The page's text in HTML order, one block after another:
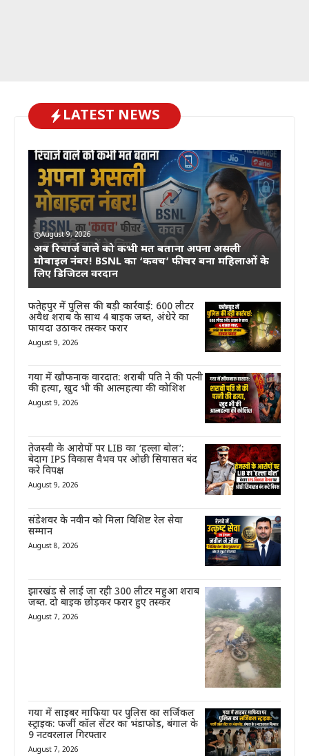
LATEST NEWS
August 9, 2026
अब रिचार्ज वाले को कभी मत बताना अपना असली
मोबाइल नंबर! BSNL का ‘कवच’ फीचर बना महिलाओं के
लिए डिजिटल वरदान
फतेहपुर में पुलिस की बड़ी कार्रवाई: 600 लीटर
अवैध शराब के साथ 4 बाइक जब्त, अंधेरे का
फायदा उठाकर तस्कर फरार
August 9, 2026
गया में खौफनाक वारदात: शराबी पति ने की पत्नी
की हत्या, खुद भी की आत्महत्या की कोशिश
August 9, 2026
तेजस्वी के आरोपों पर LIB का ‘हल्ला बोल’:
बेदाग IPS विकास वैभव पर ओछी सियासत बंद
करे विपक्ष
August 9, 2026
संडेशवर के नवीन को मिला विशिष्ट रेल सेवा
सम्मान
August 8, 2026
झारखंड से लाई जा रही 300 लीटर महुआ शराब
जब्त. दो बाइक छोड़कर फरार हुए तस्कर
August 7, 2026
गया में साइबर माफिया पर पुलिस का सर्जिकल
स्ट्राइक: फर्जी कॉल सेंटर का भंडाफोड़, बंगाल के
9 नटवरलाल गिरफ्तार
August 7, 2026